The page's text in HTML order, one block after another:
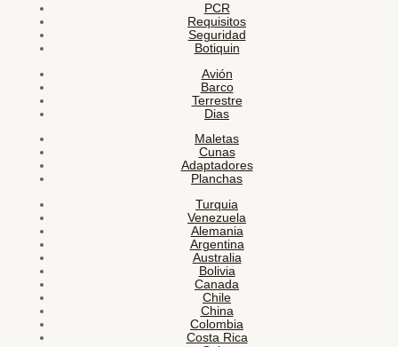
PCR
Requisitos
Seguridad
Botiquin
Avión
Barco
Terrestre
Dias
Maletas
Cunas
Adaptadores
Planchas
Turquia
Venezuela
Alemania
Argentina
Australia
Bolivia
Canada
Chile
China
Colombia
Costa Rica